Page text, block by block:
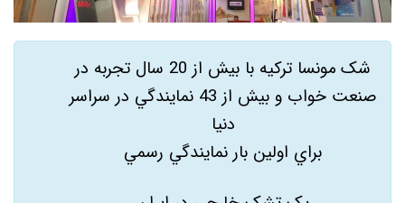
شک مونسا ترکيه با بيش از 20 سال تجربه در
صنعت خواب و بيش از 43 نمايندگي در سراسر
دنيا
براي اولين بار نمايندگي رسمي